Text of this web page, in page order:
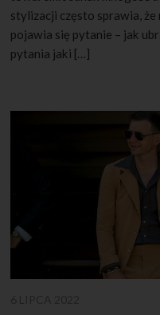
stylizacji często sprawia,
pojawia się pytanie – jak
pytania jaki […]